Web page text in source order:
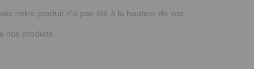
notre produit n'a pas été à la hauteur de vos
nos produits.